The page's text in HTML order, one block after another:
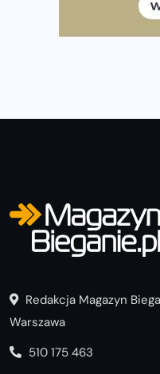
35. Bieg Powstania
poradnik przed startem
Redakcja Magazyn
Warszawa
510 175 463